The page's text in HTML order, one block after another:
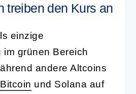
treiben den Kurs an
einzige
im grünen Bereich
andere Altcoins
Bitcoin und Solana auf